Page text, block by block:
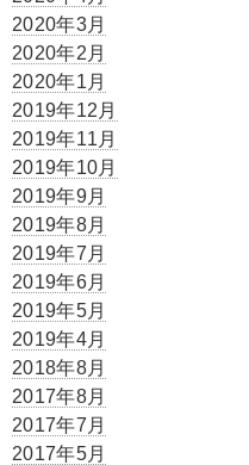
2020年3月
2020年2月
2020年1月
2019年12月
2019年11月
2019年10月
2019年9月
2019年8月
2019年7月
2019年6月
2019年5月
2019年4月
2018年8月
2017年8月
2017年7月
2017年5月